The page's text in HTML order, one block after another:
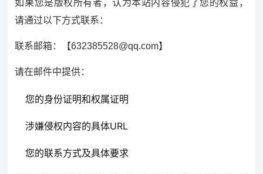
如果您是版权所有者，认为本站内容侵犯了您的权益，
请通过以下方式联系：
联系邮箱：【632385528@qq.com】
请在邮件中提供：
您的身份证明和权属证明
涉嫌侵权内容的具体URL
您的联系方式及具体要求